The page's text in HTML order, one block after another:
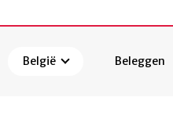
België Beleggen